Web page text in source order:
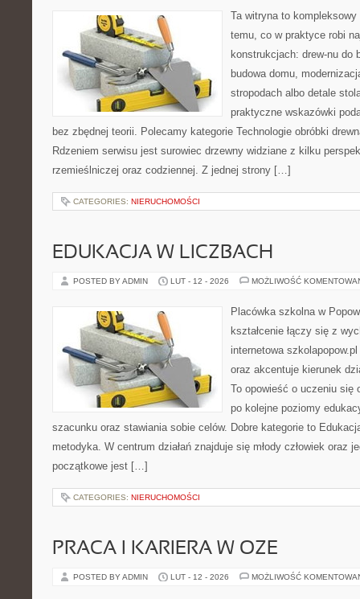
Ta witryna to
temu, co w praktyce robi
konstrukcjach: drew-nu do
budowa domu,
stropodach albo detale
praktyczne wskazówki
bez zbędnej teorii. Polecamy kategorie Technologie obróbki
Rdzeniem serwisu jest surowiec drzewny widziane z kilku
rzemieślniczej oraz codziennej. Z jednej strony […]
CATEGORIES: NIERUCHOMOŚCI
EDUKACJA W LICZBACH
POSTED BY ADMIN LUT - 12 - 2026 MOŻLIWOŚĆ
Placówka szkolna w
kształcenie łączy się z
internetowa
oraz akcentuje kierunek
To opowieść o uczeniu się
po kolejne poziomy
szacunku oraz stawiania sobie celów. Dobre kategorie to
metodyka. W centrum działań znajduje się młody człowiek oraz
początkowe jest […]
CATEGORIES: NIERUCHOMOŚCI
PRACA I KARIERA W OZE
POSTED BY ADMIN LUT - 12 - 2026 MOŻLIWOŚĆ